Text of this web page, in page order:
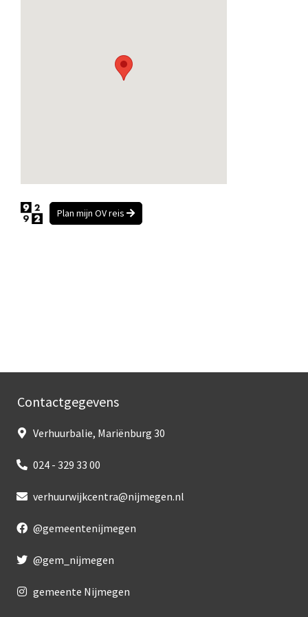
Plan mijn OV reis
Contactgegevens
Verhuurbalie, Mariënburg 30
024 - 329 33 00
verhuurwijkcentra@nijmegen.nl
@gemeentenijmegen
@gem_nijmegen
gemeente Nijmegen